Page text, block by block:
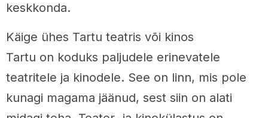
keskkonda.
Käige ühes Tartu teatris või kinos
Tartu on koduks paljudele erinevatele
teatritele ja kinodele. See on linn, mis pole
kunagi magama jäänud, sest siin on alati